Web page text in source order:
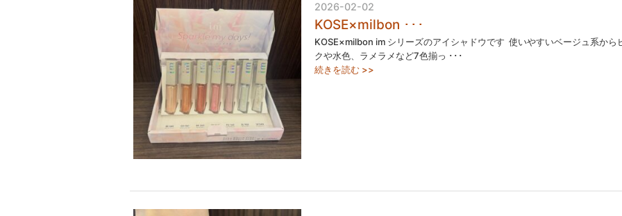
2026-02-02
KOSE×milbon ･･･
KOSE×milbon im シリーズのアイシャドウです ⁡ 使いやすいベージュ系から
クや水色、ラメラメなど7色揃っ ･･･
続きを読む >>